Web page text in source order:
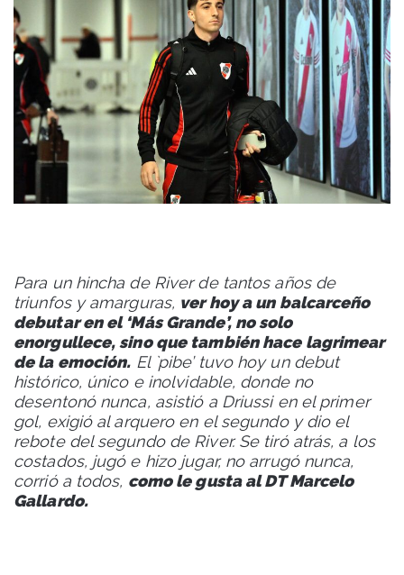
Para un hincha de River de tantos años de
triunfos y amarguras, ver hoy a un balcarceño
debutar en el ‘Más Grande’, no solo
enorgullece, sino que también hace lagrimear
de la emoción. El `pibe’ tuvo hoy un debut
histórico, único e inolvidable, donde no
desentonó nunca, asistió a Driussi en el primer
gol, exigió al arquero en el segundo y dio el
rebote del segundo de River. Se tiró atrás, a los
costados, jugó e hizo jugar, no arrugó nunca,
corrió a todos, como le gusta al DT Marcelo
Gallardo.